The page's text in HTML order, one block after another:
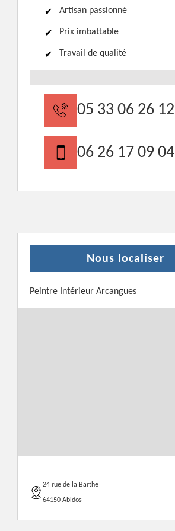
Artisan passionné
Prix imbattable
Travail de qualité
05 33 06 26 12
06 26 17 09 04
Nous localiser
Peintre Intérieur Arcangues
24 rue de la Barthe
64150 Abidos